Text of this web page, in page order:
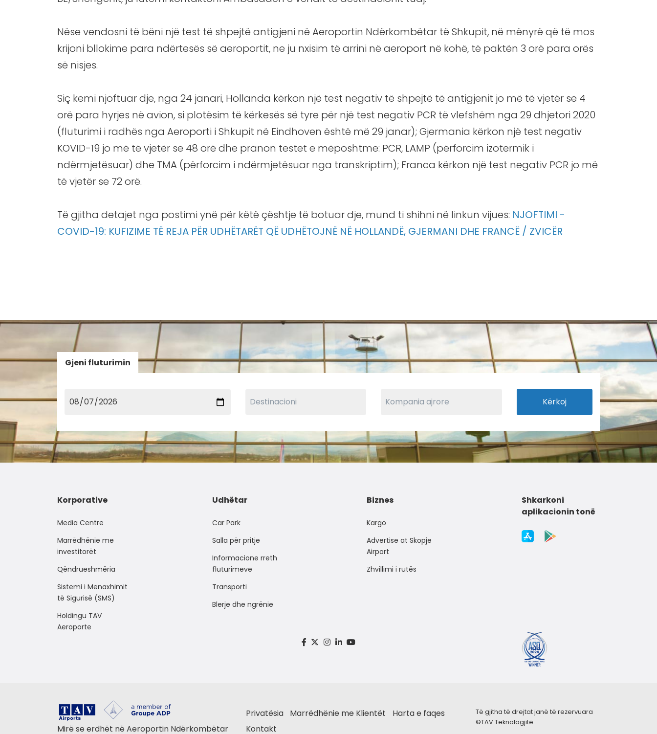
Nëse vendosni të bëni një test të shpejtë antigjeni në Aeroportin Ndërkombëtar të Shkupit, në mënyrë që të mos
krijoni bllokime para ndërtesës së aeroportit, ne ju nxisim të arrini në aeroport në kohë, të paktën 3 orë para orës
së nisjes.
Siç kemi njoftuar dje, nga 24 janari, Hollanda kërkon një test negativ të shpejtë të antigjenit jo më të vjetër se 4
orë para hyrjes në avion, si plotësim të kërkesës së tyre për një test negativ PCR të vlefshëm nga 29 dhjetori 2020
(fluturimi i radhës nga Aeroporti i Shkupit në Eindhoven është më 29 janar); Gjermania kërkon një test negativ
KOVID-19 jo më të vjetër se 48 orë dhe pranon testet e mëposhtme: PCR, LAMP (përforcim izotermik i
ndërmjetësuar) dhe TMA (përforcim i ndërmjetësuar nga transkriptim); Franca kërkon një test negativ PCR jo më
të vjetër se 72 orë.
Të gjitha detajet nga postimi ynë për këtë çështje të botuar dje, mund ti shihni në linkun vijues: NJOFTIMI -
COVID-19: KUFIZIME TË REJA PËR UDHËTARËT QË UDHËTOJNË NË HOLLANDË, GJERMANI DHE FRANCË / ZVICËR
Gjeni fluturimin
Kërkoj
Korporative
Media Centre
Marrëdhënie me
investitorët
Qëndrueshmëria
Sistemi i Menaxhimit
të Sigurisë (SMS)
Holdingu TAV
Aeroporte
Udhëtar
Car Park
Salla për pritje
Informacione rreth
fluturimeve
Transporti
Blerje dhe ngrënie
Biznes
Kargo
Advertise at Skopje
Airport
Zhvillimi i rutës
Shkarkoni
aplikacionin tonë
Mirë se erdhët në Aeroportin Ndërkombëtar
Privatësia Marrëdhënie me Klientët
Harta e faqes
Kontakt
Të gjitha të drejtat janë të rezervuara
©TAV Teknologjitë